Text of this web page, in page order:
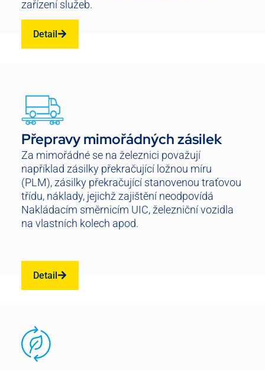
zařízení služeb.
Detail
Přepravy mimořádných zásilek
Za mimořádné se na železnici považují
například zásilky překračující ložnou míru
(PLM), zásilky překračující stanovenou traťovou
třídu, náklady, jejichž zajištění neodpovídá
Nakládacím směrnicím UIC, železniční vozidla
na vlastních kolech apod.
Detail